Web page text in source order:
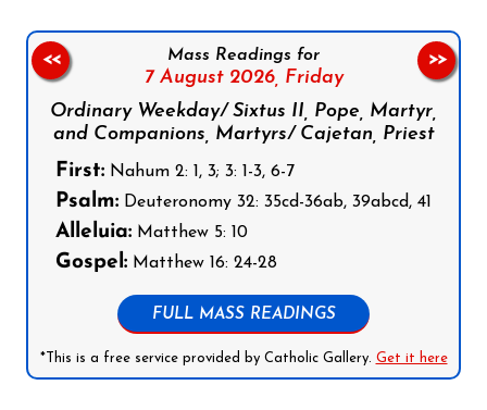
Mass Readings for
7 August 2026, Friday
Ordinary Weekday/ Sixtus II, Pope, Martyr,
and Companions, Martyrs/ Cajetan, Priest
First: Nahum 2: 1, 3; 3: 1-3, 6-7
Psalm: Deuteronomy 32: 35cd-36ab, 39abcd, 41
Alleluia: Matthew 5: 10
Gospel: Matthew 16: 24-28
FULL MASS READINGS
*This is a free service provided by Catholic Gallery. Get it here
<< >>